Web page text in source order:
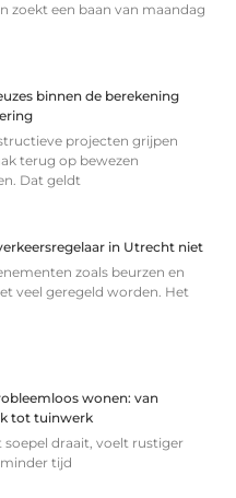
zoekt een baan van maandag
binnen de berekening
projecten grijpen
terug op bewezen
Dat geldt
in Utrecht niet
zoals beurzen en
veel geregeld worden. Het
wonen: van
tot tuinwerk
soepel draait, voelt rustiger
tijd